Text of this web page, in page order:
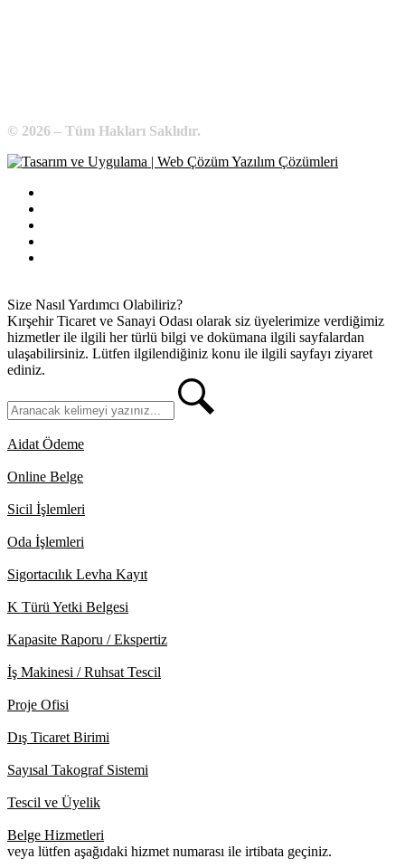
© 2026 – Tüm Hakları Saklıdır.
Size Nasıl Yardımcı Olabiliriz?
Kırşehir Ticaret ve Sanayi Odası olarak siz üyelerimize verdiğimiz
hizmetler ile ilgili her türlü bilgi ve dokümana ilgili sayfalardan
ulaşabilirsiniz. Lütfen ilgilendiğiniz konu ile ilgili sayfayı ziyaret
ediniz.
Aidat Ödeme
Online Belge
Sicil İşlemleri
Oda İşlemleri
Sigortacılık Levha Kayıt
K Türü Yetki Belgesi
Kapasite Raporu / Ekspertiz
İş Makinesi / Ruhsat Tescil
Proje Ofisi
Dış Ticaret Birimi
Sayısal Takograf Sistemi
Tescil ve Üyelik
Belge Hizmetleri
veya lütfen aşağıdaki hizmet numarası ile irtibata geçiniz.